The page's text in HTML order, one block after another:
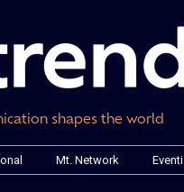
shapes the world
Mt. Network Eventi